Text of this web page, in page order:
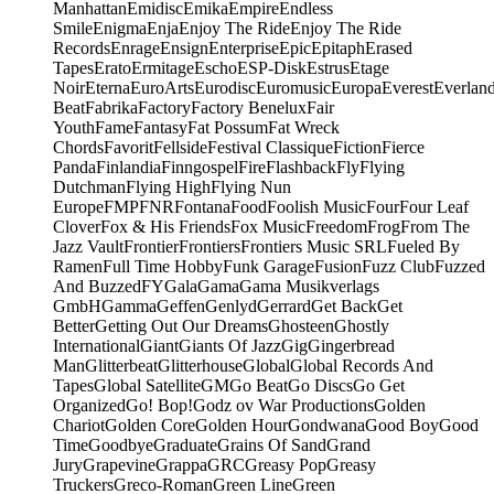
ManhattanEmidiscEmikaEmpireEndless
SmileEnigmaEnjaEnjoy The RideEnjoy The Ride
RecordsEnrageEnsignEnterpriseEpicEpitaphErased
TapesEratoErmitageEschoESP-DiskEstrusEtage
NoirEternaEuroArtsEurodiscEuromusicEuropaEverest
BeatFabrikaFactoryFactory BeneluxFair
YouthFameFantasyFat PossumFat Wreck
ChordsFavoritFellsideFestival ClassiqueFictionFierce
PandaFinlandiaFinngospelFireFlashbackFlyFlying
DutchmanFlying HighFlying Nun
EuropeFMPFNRFontanaFoodFoolish MusicFourFour Leaf
CloverFox & His FriendsFox MusicFreedomFrogFrom The
Jazz VaultFrontierFrontiersFrontiers Music SRLFueled By
RamenFull Time HobbyFunk GarageFusionFuzz ClubFuzzed
And BuzzedFYGalaGamaGama Musikverlags
GmbHGammaGeffenGenlydGerrardGet BackGet
BetterGetting Out Our DreamsGhosteenGhostly
InternationalGiantGiants Of JazzGigGingerbread
ManGlitterbeatGlitterhouseGlobalGlobal Records And
TapesGlobal SatelliteGMGo BeatGo DiscsGo Get
OrganizedGo! Bop!Godz ov War ProductionsGolden
ChariotGolden CoreGolden HourGondwanaGood BoyGood
TimeGoodbyeGraduateGrains Of SandGrand
JuryGrapevineGrappaGRCGreasy PopGreasy
TruckersGreco-RomanGreen LineGreen